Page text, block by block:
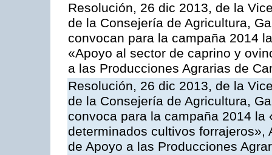
Resolución, 26 dic 2013, de la
de la Consejería de Agricultura,
convocan para la campaña 2014
«Apoyo al sector de caprino y
a las Producciones Agrarias de
Resolución, 26 dic 2013, de la
de la Consejería de Agricultura,
convoca para la campaña 2014 la
determinados cultivos forrajeros»,
de Apoyo a las Producciones